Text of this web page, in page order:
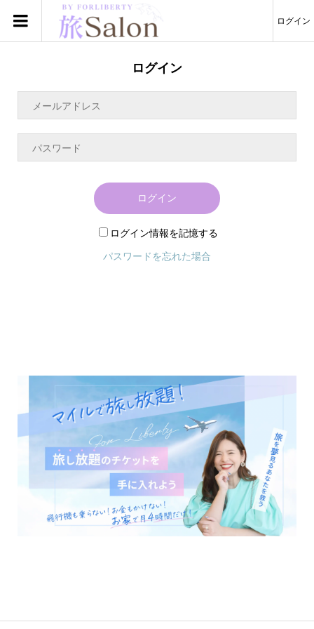
ログイン
ログイン
ログイン
ログイン情報を記憶する
パスワードを忘れた場合